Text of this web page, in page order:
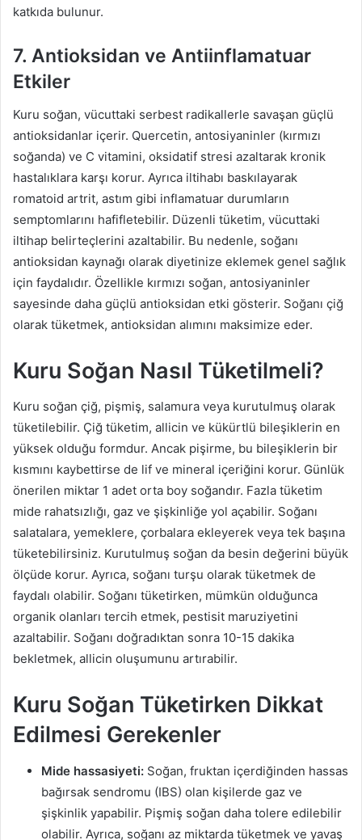
katkıda bulunur.
7. Antioksidan ve Antiinflamatuar
Etkiler
Kuru soğan, vücuttaki serbest radikallerle savaşan güçlü
antioksidanlar içerir. Quercetin, antosiyaninler (kırmızı
soğanda) ve C vitamini, oksidatif stresi azaltarak kronik
hastalıklara karşı korur. Ayrıca iltihabı baskılayarak
romatoid artrit, astım gibi inflamatuar durumların
semptomlarını hafifletebilir. Düzenli tüketim, vücuttaki
iltihap belirteçlerini azaltabilir. Bu nedenle, soğanı
antioksidan kaynağı olarak diyetinize eklemek genel sağlık
için faydalıdır. Özellikle kırmızı soğan, antosiyaninler
sayesinde daha güçlü antioksidan etki gösterir. Soğanı çiğ
olarak tüketmek, antioksidan alımını maksimize eder.
Kuru Soğan Nasıl Tüketilmeli?
Kuru soğan çiğ, pişmiş, salamura veya kurutulmuş olarak
tüketilebilir. Çiğ tüketim, allicin ve kükürtlü bileşiklerin en
yüksek olduğu formdur. Ancak pişirme, bu bileşiklerin bir
kısmını kaybettirse de lif ve mineral içeriğini korur. Günlük
önerilen miktar 1 adet orta boy soğandır. Fazla tüketim
mide rahatsızlığı, gaz ve şişkinliğe yol açabilir. Soğanı
salatalara, yemeklere, çorbalara ekleyerek veya tek başına
tüketebilirsiniz. Kurutulmuş soğan da besin değerini büyük
ölçüde korur. Ayrıca, soğanı turşu olarak tüketmek de
faydalı olabilir. Soğanı tüketirken, mümkün olduğunca
organik olanları tercih etmek, pestisit maruziyetini
azaltabilir. Soğanı doğradıktan sonra 10-15 dakika
bekletmek, allicin oluşumunu artırabilir.
Kuru Soğan Tüketirken Dikkat
Edilmesi Gerekenler
Mide hassasiyeti: Soğan, fruktan içerdiğinden hassas
bağırsak sendromu (IBS) olan kişilerde gaz ve
şişkinlik yapabilir. Pişmiş soğan daha tolere edilebilir
olabilir. Ayrıca, soğanı az miktarda tüketmek ve yavaş